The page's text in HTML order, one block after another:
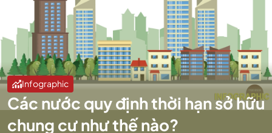
Infographic
Các nước quy định thời hạn sở hữu
chung cư như thế nào?